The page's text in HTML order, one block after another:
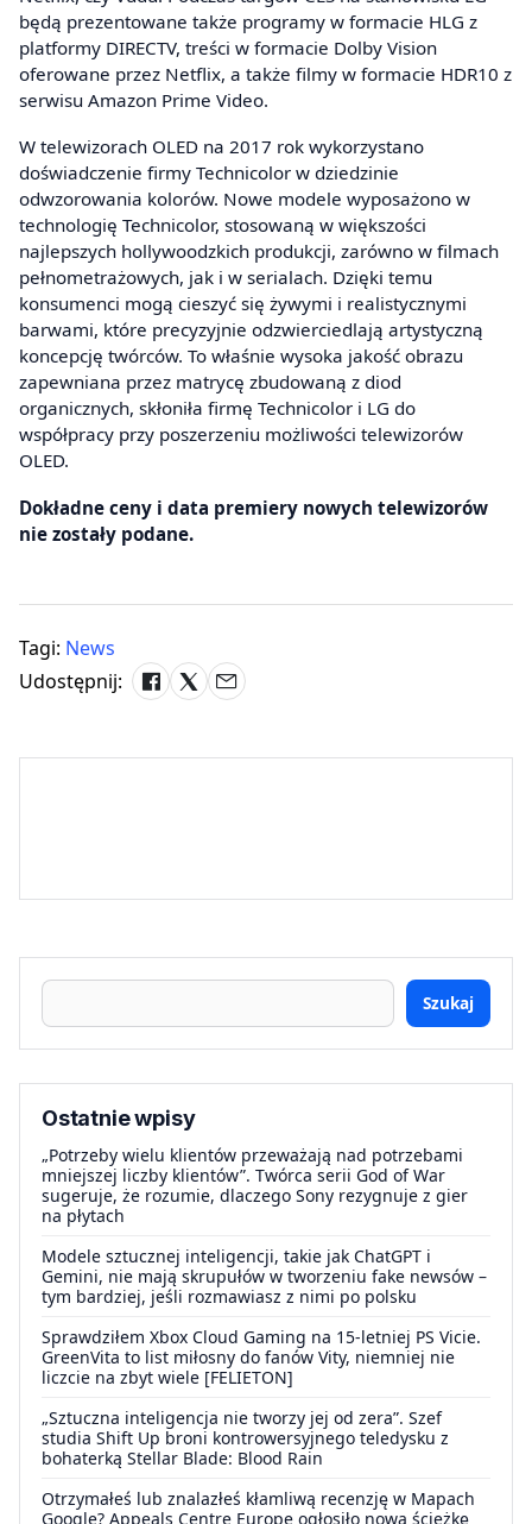
będą prezentowane także programy w formacie HLG z
platformy DIRECTV, treści w formacie Dolby Vision
oferowane przez Netflix, a także filmy w formacie HDR10 z
serwisu Amazon Prime Video.
W telewizorach OLED na 2017 rok wykorzystano
doświadczenie firmy Technicolor w dziedzinie
odwzorowania kolorów. Nowe modele wyposażono w
technologię Technicolor, stosowaną w większości
najlepszych hollywoodzkich produkcji, zarówno w filmach
pełnometrażowych, jak i w serialach. Dzięki temu
konsumenci mogą cieszyć się żywymi i realistycznymi
barwami, które precyzyjnie odzwierciedlają artystyczną
koncepcję twórców. To właśnie wysoka jakość obrazu
zapewniana przez matrycę zbudowaną z diod
organicznych, skłoniła firmę Technicolor i LG do
współpracy przy poszerzeniu możliwości telewizorów
OLED.
Dokładne ceny i data premiery nowych telewizorów
nie zostały podane.
Tagi: News
Udostępnij:
Szukaj
Ostatnie wpisy
„Potrzeby wielu klientów przeważają nad potrzebami
mniejszej liczby klientów”. Twórca serii God of War
sugeruje, że rozumie, dlaczego Sony rezygnuje z gier
na płytach
Modele sztucznej inteligencji, takie jak ChatGPT i
Gemini, nie mają skrupułów w tworzeniu fake newsów –
tym bardziej, jeśli rozmawiasz z nimi po polsku
Sprawdziłem Xbox Cloud Gaming na 15-letniej PS Vicie.
GreenVita to list miłosny do fanów Vity, niemniej nie
liczcie na zbyt wiele [FELIETON]
„Sztuczna inteligencja nie tworzy jej od zera”. Szef
studia Shift Up broni kontrowersyjnego teledysku z
bohaterką Stellar Blade: Blood Rain
Otrzymałeś lub znalazłeś kłamliwą recenzję w Mapach
Google? Appeals Centre Europe ogłosiło nową ścieżkę